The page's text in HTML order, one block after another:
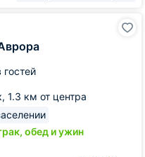
гостей
1.3 км от центра
обед и ужин